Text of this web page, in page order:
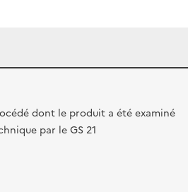
dont le produit a été examiné
par le GS 21